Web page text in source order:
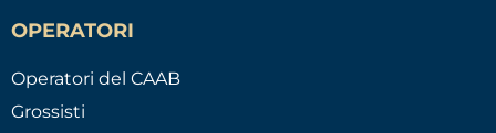
OPERATORI
Operatori del CAAB
Grossisti